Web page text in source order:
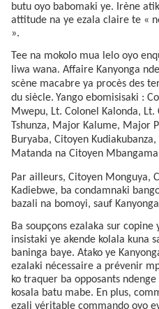
butu oyo babomaki ye. Irène
attitude na ye ezala claire te «
».
Tee na mokolo mua lelo oyo
liwa wana. Affaire Kanyonga
scène macabre ya procès des
du siècle. Yango ebomisisaki :
Mwepu, Lt. Colonel Kalonda,
Tshunza, Major Kalume, Major
Buryaba, Citoyen
Matanda na Citoyen
Par ailleurs, Citoyen Monguya,
Kadiebwe, ba condamnaki
bazali na bomoyi, sauf
Ba soupçons ezalaka sur copine
insistaki ye akende kolala kuna
baninga baye. Atako ye
ezalaki nécessaire a prévenir
ko traquer ba opposants
kosala batu mabe. En plus,
ezali véritable commando oyo